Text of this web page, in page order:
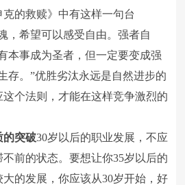
的救赎》中有这样一句台
，希望可以感受自由。强者自
本事成为圣者，但一定要变成强
存。”优胜劣汰永远是自然进步的
个法则，才能在这样竞争激烈的
的突破30岁以后的职业发展，不应
前的状态。要想让你35岁以后的
的发展，你应该从30岁开始，好